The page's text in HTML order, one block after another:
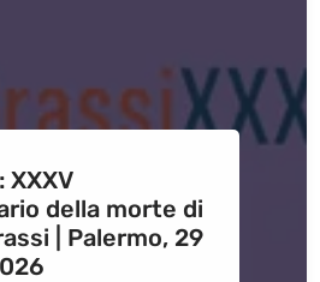
della morte di
| Palermo, 29